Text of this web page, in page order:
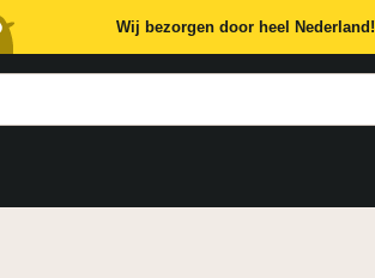
Wij bezorgen door heel Nederland!